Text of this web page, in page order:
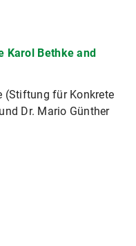
Karol Bethke and
(Stiftung für Konkrete
Dr. Mario Günther